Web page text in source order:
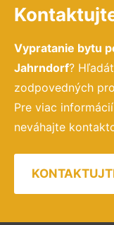
Vypratanie bytu
Jahrndorf?
zodpovedných
Pre viac
neváhajte